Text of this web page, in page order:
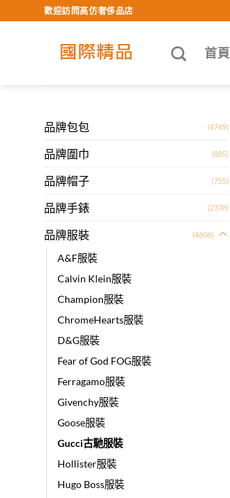
to
歡迎訪問高仿奢侈品店
首頁
品牌包包 (4749)
品牌圍巾 (885)
品牌帽子 (755)
品牌手錶 (2378)
品牌服裝 (4606)
A&F服裝
Calvin Klein服裝
Champion服裝
ChromeHearts服裝
D&G服裝
Fear of God FOG服裝
Ferragamo服裝
Givenchy服裝
Goose服裝
Gucci古馳服裝
Hollister服裝
Hugo Boss服裝